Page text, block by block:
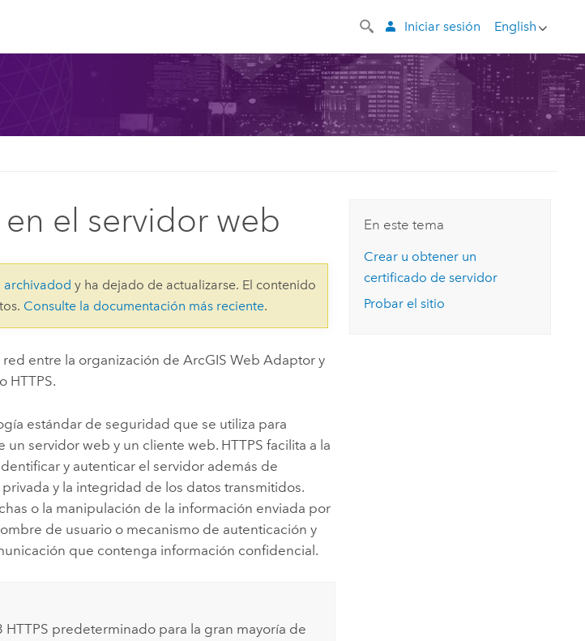
English
Iniciar sesión
en el servidor web
archivadod y ha dejado de actualizarse. El contenido
Consulte la documentación más reciente.
entre la organización deArcGIS Web Adaptor y
HTTPS.
estándar de seguridad que se utiliza para
servidor web y un cliente web. HTTPS facilita a la
y autenticar el servidor además de
y la integridad de los datos transmitidos.
o la manipulación de la información enviada por
de usuario o mecanismo de autenticación y
que contenga información confidencial.
predeterminado para la gran mayoría de
En este tema
Crear u obtener un
certificado de servidor
Probar el sitio